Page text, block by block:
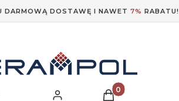
DARMOWĄ DOSTAWĘ I NAWET 7% RABATU!
Produkty w